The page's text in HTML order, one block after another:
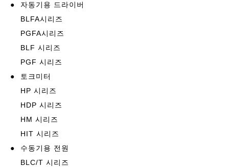
●
자동기용 드라이버
BLFA시리즈
PGFA시리즈
BLF 시리즈
PGF 시리즈
●
토크미터
HP 시리즈
HDP 시리즈
HM 시리즈
HIT 시리즈
●
수동기용 전원
BLC/T 시리즈